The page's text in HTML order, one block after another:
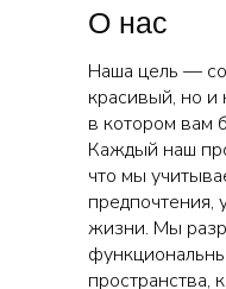
Наша цель —
красивый, но
в котором вам
Каждый наш
что мы
предпочтения,
жизни. Мы
пространства,
О нас